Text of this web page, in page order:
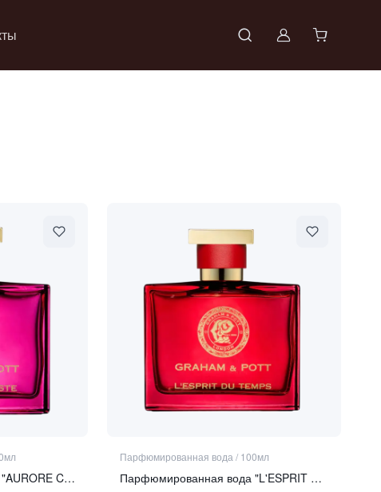
Войти в
Парфюмированная вода "AURORE CÉLESTE"
Парфюмированная вода / 100мл
Парфюмированная вода "L'ESPRIT DU TEMPS"